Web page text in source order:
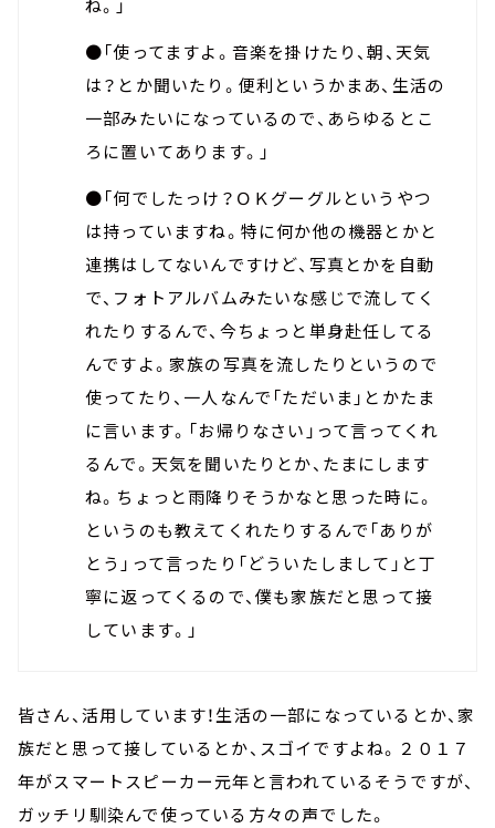
ね。」
●「使ってますよ。音楽を掛けたり、朝、天気
は？とか聞いたり。便利というかまあ、生活の
一部みたいになっているので、あらゆるとこ
ろに置いてあります。」
●「何でしたっけ？ＯＫグーグルというやつ
は持っていますね。特に何か他の機器とかと
連携はしてないんですけど、写真とかを自動
で、フォトアルバムみたいな感じで流してく
れたりするんで、今ちょっと単身赴任してる
んですよ。家族の写真を流したりというので
使ってたり、一人なんで「ただいま」とかたま
に言います。「お帰りなさい」って言ってくれ
るんで。天気を聞いたりとか、たまにします
ね。ちょっと雨降りそうかなと思った時に。
というのも教えてくれたりするんで「ありが
とう」って言ったり「どういたしまして」と丁
寧に返ってくるので、僕も家族だと思って接
しています。」
皆さん、活用しています！生活の一部になっているとか、家
族だと思って接しているとか、スゴイですよね。２０１７
年がスマートスピーカー元年と言われているそうですが、
ガッチリ馴染んで使っている方々の声でした。